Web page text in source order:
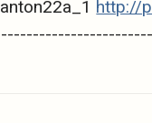
http://